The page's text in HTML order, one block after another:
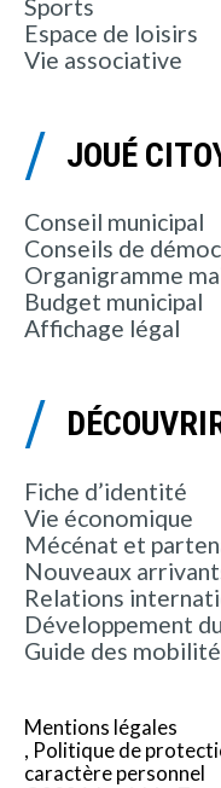
Sports
Espace de loisirs
Vie associative
JOUÉ
Conseil municipal
Conseils de
Organigramme
Budget municipal
Affichage légal
Fiche d’identité
Vie économique
Mécénat et
Nouveaux
Relations
Développement
Guide des
Mentions légales
Politique de
caractère personnel